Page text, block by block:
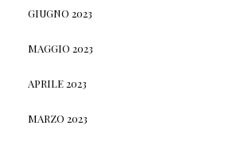
GIUGNO 2023
MAGGIO 2023
APRILE 2023
MARZO 2023